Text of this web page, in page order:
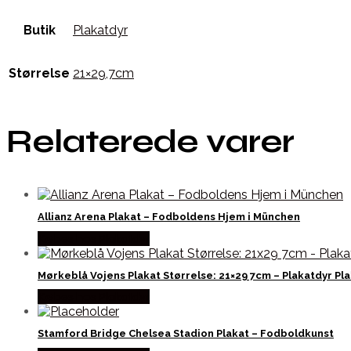
Butik Plakatdyr
Størrelse 21×29,7cm
Relaterede varer
Allianz Arena Plakat – Fodboldens Hjem i München
Mørkeblå Vojens Plakat Størrelse: 21×29 7cm – Plakatdyr
Stamford Bridge Chelsea Stadion Plakat – Fodboldkunst